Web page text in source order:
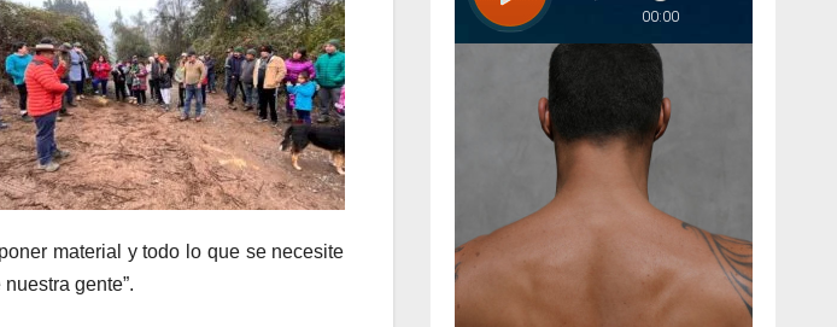
material y todo lo que se necesite
gente”.